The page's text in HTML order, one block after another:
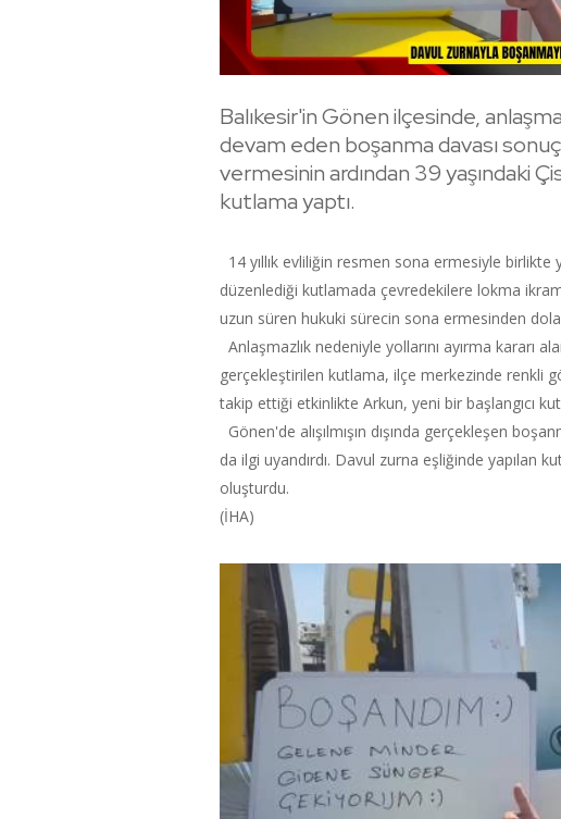
Balıkesir'in Gönen ilçesinde,
devam eden boşanma davası
vermesinin ardından 39 yaşındaki
kutlama yaptı.
14 yıllık evliliğin resmen sona ermesiyle birlikte
düzenlediği kutlamada çevredekilere lokma
uzun süren hukuki sürecin sona ermesinden
Anlaşmazlık nedeniyle yollarını ayırma kararı
gerçekleştirilen kutlama, ilçe merkezinde renkli
takip ettiği etkinlikte Arkun, yeni bir başlangıcı
Gönen'de alışılmışın dışında gerçekleşen
da ilgi uyandırdı. Davul zurna eşliğinde yapılan
oluşturdu.
(İHA)